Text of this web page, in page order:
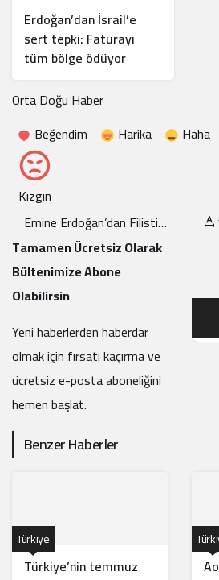
Erdoğan’dan İsrail’e
sert tepki: Faturayı
tüm bölge ödüyor
Orta Doğu Haber
Beğendim
Harika Haha
Kızgın
Emine Erdoğan’dan Filistin
Mesajı: Bu Bir Vicdan
Gereğidir
Tamamen Ücretsiz Olarak
Bültenimize Abone
Olabilirsin
Yeni haberlerden haberdar
olmak için fırsatı kaçırma ve
ücretsiz e-posta aboneliğini
hemen başlat.
Benzer Haberler
Türkiye’nin temmuz
Türkiye